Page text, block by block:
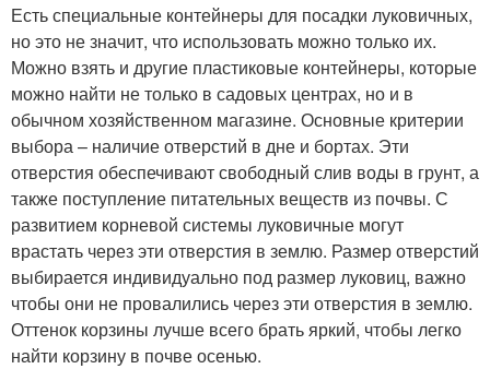
Есть специальные контейнеры для посадки луковичных,
но это не значит, что использовать можно только их.
Можно взять и другие пластиковые контейнеры, которые
можно найти не только в садовых центрах, но и в
обычном хозяйственном магазине. Основные критерии
выбора – наличие отверстий в дне и бортах. Эти
отверстия обеспечивают свободный слив воды в грунт, а
также поступление питательных веществ из почвы. С
развитием корневой системы луковичные могут
врастать через эти отверстия в землю. Размер отверстий
выбирается индивидуально под размер луковиц, важно
чтобы они не провалились через эти отверстия в землю.
Оттенок корзины лучше всего брать яркий, чтобы легко
найти корзину в почве осенью.